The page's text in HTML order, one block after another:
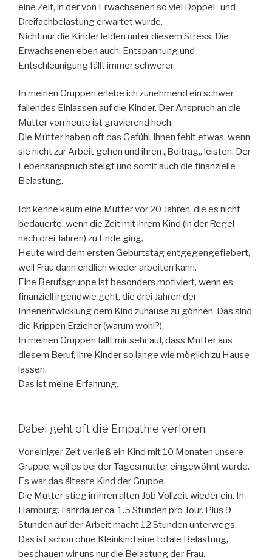
eine Zeit, in der von Erwachsenen so viel Doppel- und
Dreifachbelastung erwartet wurde.
Nicht nur die Kinder leiden unter diesem Stress. Die
Erwachsenen eben auch. Entspannung und
Entschleunigung fällt immer schwerer.
In meinen Gruppen erlebe ich zunehmend ein schwer
fallendes Einlassen auf die Kinder. Der Anspruch an die
Mutter von heute ist gravierend hoch.
Die Mütter haben oft das Gefühl, ihnen fehlt etwas, wenn
sie nicht zur Arbeit gehen und ihren „Beitrag„ leisten. Der
Lebensanspruch steigt und somit auch die finanzielle
Belastung.
Ich kenne kaum eine Mutter vor 20 Jahren, die es nicht
bedauerte, wenn die Zeit mit ihrem Kind (in der Regel
nach drei Jahren) zu Ende ging.
Heute wird dem ersten Geburtstagentgegengefiebert,
weil Frau dann endlich wieder arbeiten kann.
Eine Berufsgruppe ist besonders motiviert, wenn es
finanziell irgendwie geht, die drei Jahren der
Innenentwicklung dem Kind zuhause zu gönnen. Das sind
die Krippen Erzieher(warum wohl?).
In meinen Gruppen fällt mir sehr auf, dass Mütter aus
diesem Beruf, ihre Kinder so lange wie möglich zu Hause
lassen.
Das ist meine Erfahrung.
Dabei geht oft die Empathie verloren.
Vor einiger Zeit verließ ein Kind mit 10 Monaten unsere
Gruppe, weil es bei der Tagesmutter eingewöhnt wurde.
Es war das älteste Kind der Gruppe.
Die Mutter stieg in ihren alten Job Vollzeit wieder ein. In
Hamburg. Fahrdauer ca. 1.5 Stunden pro Tour. Plus 9
Stunden auf der Arbeit macht 12 Stunden unterwegs.
Das ist schon ohne Kleinkind eine totale Belastung,
beschauen wir uns nur die Belastung der Frau.